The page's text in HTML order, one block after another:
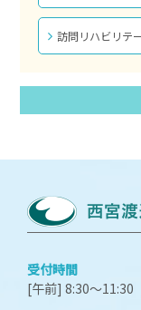
訪問リハビリテ
受付時間
[午前] 8:30～